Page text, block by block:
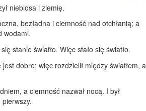
niebiosa i ziemię.
bezładna i ciemność nad otchłanią; a
wodami.
stanie światło. Więc stało się światło.
jest dobre; więc rozdzielił między światłem, a
a ciemność nazwał nocą. I był
pierwszy.